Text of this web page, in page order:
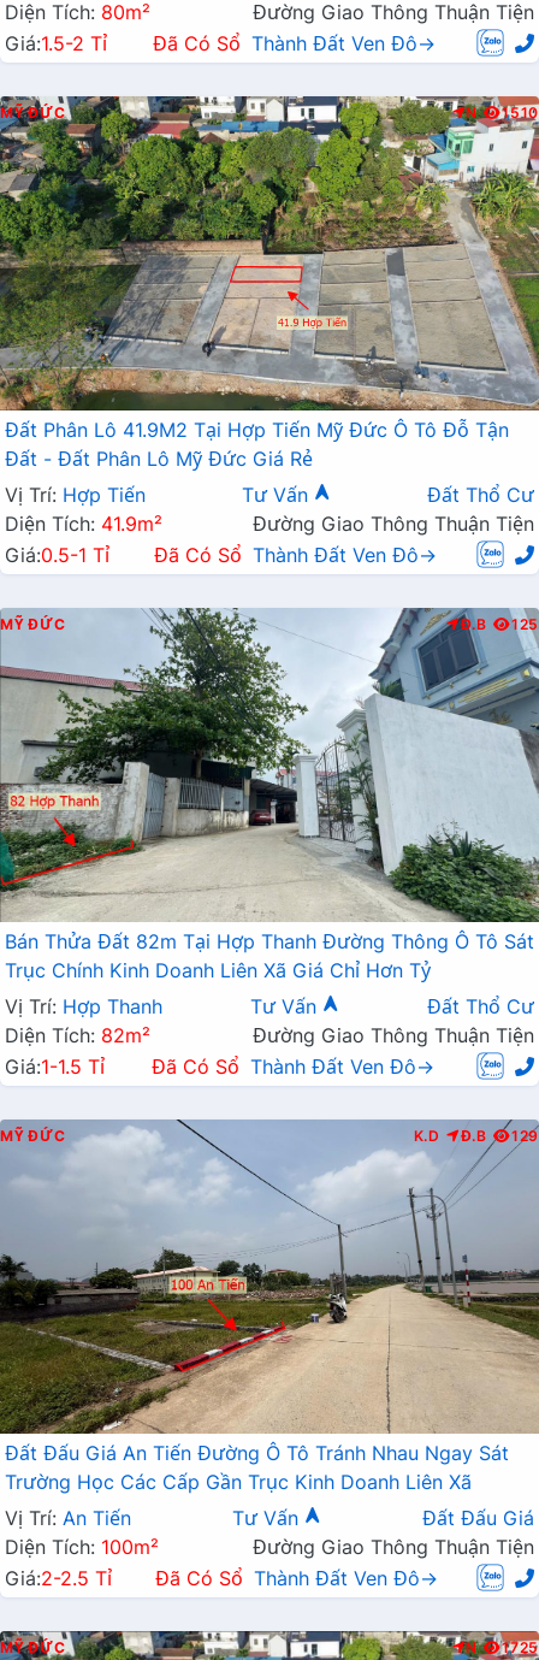
Diện Tích: 80m²
Đường Giao Thông Thuận Tiện
Giá:1.5-2 Tỉ Đã Có Sổ Thành Đất Ven Đô→
MỸ ĐỨC N 1510
Đất Phân Lô 41.9M2 Tại Hợp Tiến Mỹ Đức Ô Tô Đỗ Tận
Đất - Đất Phân Lô Mỹ Đức Giá Rẻ
Vị Trí: Hợp Tiến Tư Vấn
Đất Thổ Cư
Diện Tích: 41.9m²
Đường Giao Thông Thuận Tiện
Giá:0.5-1 Tỉ Đã Có Sổ Thành Đất Ven Đô→
MỸ ĐỨC Đ.B 125
Bán Thửa Đất 82m Tại Hợp Thanh Đường Thông Ô Tô Sát
Trục Chính Kinh Doanh Liên Xã Giá Chỉ Hơn Tỷ
Vị Trí: Hợp Thanh Tư Vấn
Đất Thổ Cư
Diện Tích: 82m²
Đường Giao Thông Thuận Tiện
Giá:1-1.5 Tỉ Đã Có Sổ Thành Đất Ven Đô→
MỸ ĐỨC K.D Đ.B 129
Đất Đấu Giá An Tiến Đường Ô Tô Tránh Nhau Ngay Sát
Trường Học Các Cấp Gần Trục Kinh Doanh Liên Xã
Vị Trí: An Tiến Tư Vấn
Đất Đấu Giá
Diện Tích: 100m²
Đường Giao Thông Thuận Tiện
Giá:2-2.5 Tỉ Đã Có Sổ Thành Đất Ven Đô→
MỸ ĐỨC N 1725